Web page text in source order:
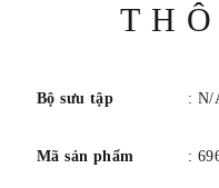
Bộ sưu tập : N/
Mã sản phẩm :